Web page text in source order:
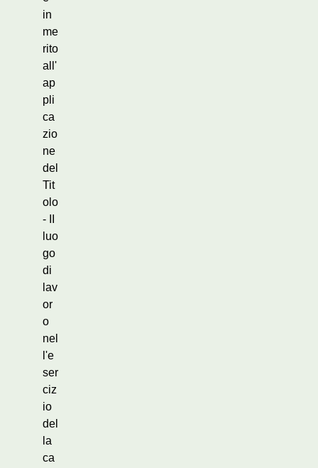
in
me
rito
all'
ap
pli
ca
zio
ne
del
Tit
olo
- II
luo
go
di
lav
or
o
nel
l'e
ser
ciz
io
del
la
ca